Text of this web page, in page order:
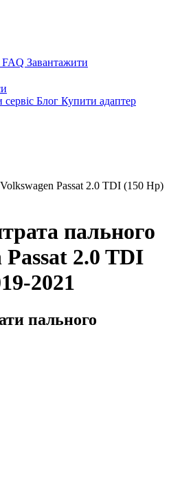
FAQ Завантажити
сервіс Блог Купити адаптер
Volkswagen Passat 2.0 TDI (150 Hp)
пального
Passat 2.0 TDI
2021
пального